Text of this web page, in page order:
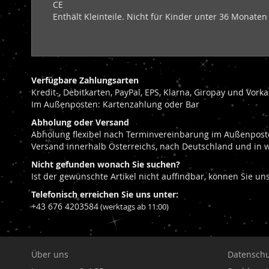
CE
Enthält Kleinteile. Nicht für Kinder unter 36 Monaten
Verfügbare Zahlungsarten
Kredit-, Debitkarten, PayPal, EPS, Klarna, Giropay und
Im Außenposten: Kartenzahlung oder Bar
Abholung oder Versand
Abholung flexibel nach Terminvereinbarung im
Versand innerhalb Österreichs, nach Deutschland und in
Nicht gefunden wonach Sie suchen?
Ist der gewünschte Artikel nicht auffindbar, können Sie
Telefonisch erreichen Sie uns unter:
+43 676 4203584(werktags ab 11:00)
Über uns